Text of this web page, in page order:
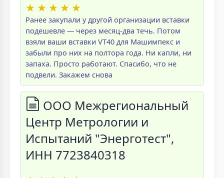
★ ★ ★ ★ ★
Ранее закупали у другой организации вставки
подешевле — через месяц-два течь. Потом
взяли ваши вставки VT40 для Машимпекс и
забыли про них на полтора года. Ни капли, ни
запаха. Просто работают. Спасибо, что не
подвели. Закажем снова
ООО Межрегиональный
Центр Метрологии и
Испытаний "Энерготест",
ИНН 7723840318